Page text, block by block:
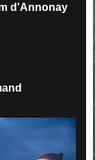
d'Annonay